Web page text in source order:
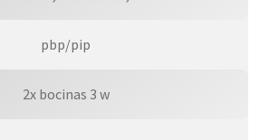
pbp/pip
2x bocinas 3 w